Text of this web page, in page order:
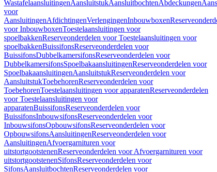
WastafelaansluitingenAansluitstukAansluitbochtenAbdeckungen
voor
AansluitingenAfdichtingenVerlengingenInbouwboxen
voor InbouwboxenToestelaansluitingen voor
spoelbakkenReserveonderdelen voor Toestelaansluitingen voor
spoelbakkenBuissifonsReserveonderdelen voor
BuissifonsDubbelkamersifonsReserveonderdelen voor
DubbelkamersifonsSpoelbakaansluitingenReserveonderdelen voor
SpoelbakaansluitingenAansluitstukReserveonderdelen voor
AansluitstukToebehorenReserveonderdelen voor
ToebehorenToestelaansluitingen voor apparatenReserveonderdelen
voor Toestelaansluitingen voor
apparatenBuissifonsReserveonderdelen voor
BuissifonsInbouwsifonsReserveonderdelen voor
InbouwsifonsOpbouwsifonsReserveonderdelen voor
OpbouwsifonsAansluitingenReserveonderdelen voor
AansluitingenAfvoergarnituren voor
uitstortgootstenenReserveonderdelen voor Afvoergarnituren voor
uitstortgootstenenSifonsReserveonderdelen voor
SifonsAansluitbochtenReserveonderdelen voor